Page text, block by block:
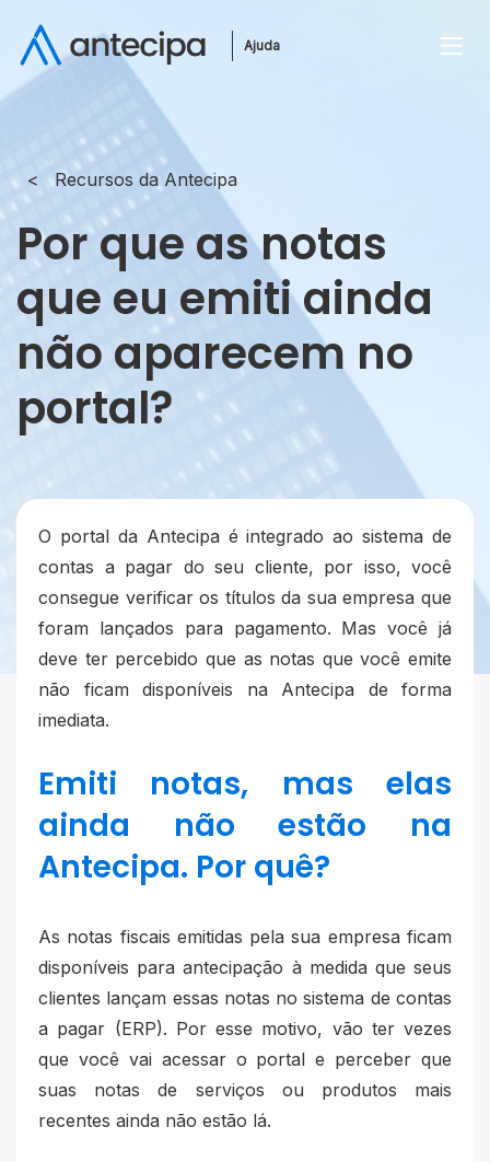
Ajuda
Recursos da Antecipa
Por que as notas
que eu emiti ainda
não aparecem no
portal?
O portal da Antecipa é integrado ao sistema de
contas a pagar do seu cliente, por isso, você
consegue verificar os títulos da sua empresa que
foram lançados para pagamento. Mas você já
deve ter percebido que as notas que você emite
não ficam disponíveis na Antecipa de forma
imediata.
Emiti notas, mas elas
ainda não estão na
Antecipa. Por quê?
As notas fiscais emitidas pela sua empresa ficam
disponíveis para antecipação à medida que seus
clientes lançam essas notas no sistema de contas
a pagar (ERP). Por esse motivo, vão ter vezes
que você vai acessar o portal e perceber que
suas notas de serviços ou produtos mais
recentes ainda não estão lá.